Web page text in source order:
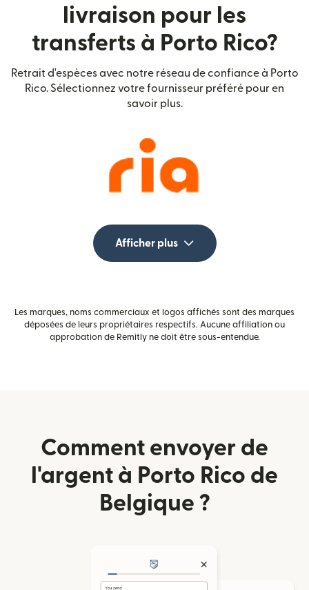
livraison pour les
transferts à Porto Rico?
Retrait d'espèces avec notre réseau de confiance à Porto
Rico. Sélectionnez votre fournisseur préféré pour en
savoir plus.
Afficher plus
Les marques, noms commerciaux et logos affichés sont des marques
déposées de leurs propriétaires respectifs. Aucune affiliation ou
approbation de Remitly ne doit être sous-entendue.
Comment envoyer de
l'argent à Porto Rico de
Belgique ?